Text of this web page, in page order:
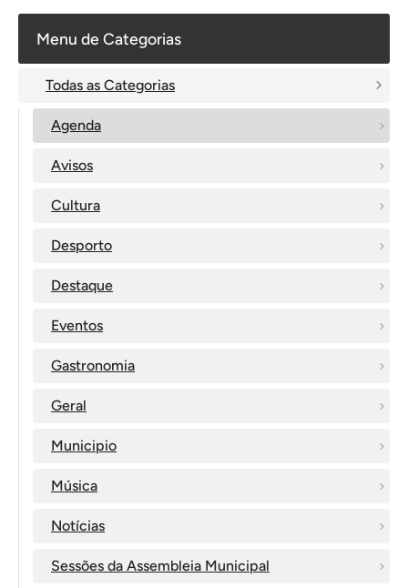
Menu de Categorias
Todas as Categorias
Agenda
Avisos
Cultura
Desporto
Destaque
Eventos
Gastronomia
Geral
Municipio
Música
Notícias
Sessões da Assembleia Municipal